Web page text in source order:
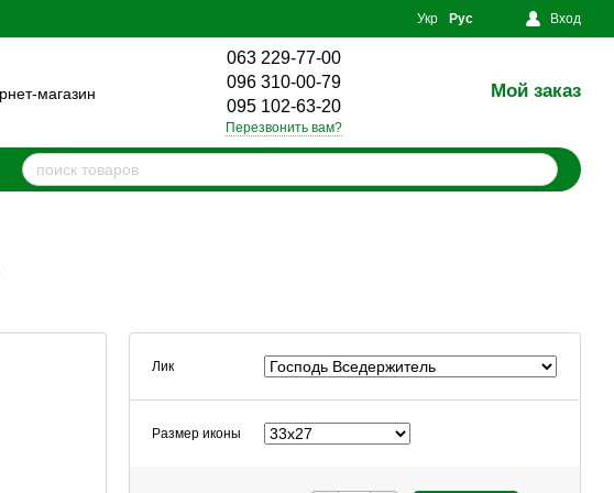
Укр Рус Вход
063 229-77-00
096 310-00-79
095 102-63-20
Перезвонить вам?
Мой заказ
Лик
Размер иконы